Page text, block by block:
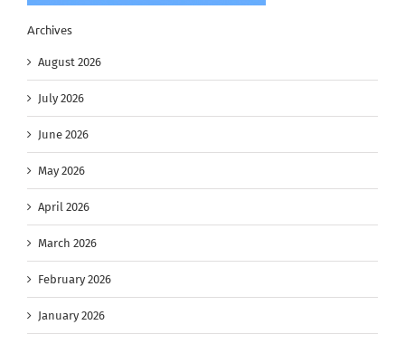
Archives
August 2026
July 2026
June 2026
May 2026
April 2026
March 2026
February 2026
January 2026